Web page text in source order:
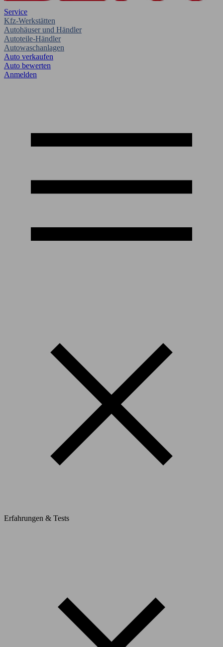
Service
Kfz-Werkstätten
Autohäuser und Händler
Autoteile-Händler
Autowaschanlagen
Auto verkaufen
Auto bewerten
Anmelden
Erfahrungen & Tests